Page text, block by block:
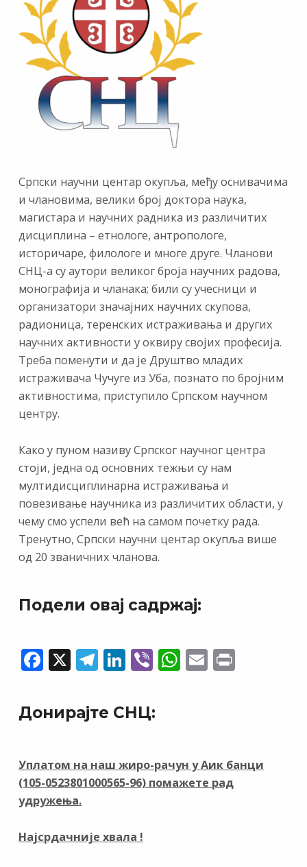
Српски научни центар окупља, међу оснивачима
и члановима, велики број доктора наука,
магистара и научних радника из различитих
дисциплина – етнологе, антропологе,
историчаре, филологе и многе друге. Чланови
СНЦ-а су аутори великог броја научних радова,
монографија и чланака; били су учесници и
организатори значајних научних скупова,
радионица, теренских истраживања и других
научних активности у оквиру својих професија.
Треба поменути и да је Друштво младих
истраживача Чучуге из Уба, познато по бројним
активностима, приступило Српском научном
центру.
Како у пуном називу Српског научног центра
стоји, једна од основних тежњи су нам
мултидисциплинарна истраживања и
повезивање научника из различитих области, у
чему смо успели већ на самом почетку рада.
Тренутно, Српски научни центар окупља више
од 20 званичних чланова.
Подели овај садржај:
F
ac
e
b
o
k
X T
el
e
gr
m
Li
n
k
e
n
Vi
b
er
W
h
p
p
E
m
Pr
Донирајте СНЦ:
Уплатом на наш жиро-рачун у Аик банци
(105-0523801000565-96) помажете рад
удружења.
Најсрдачније хвала !